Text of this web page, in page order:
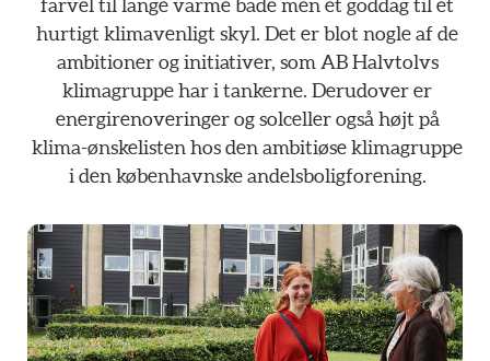
farvel til lange varme bade men et goddag til et
hurtigt klimavenligt skyl. Det er blot nogle af de
ambitioner og initiativer, som AB Halvtolvs
klimagruppe har i tankerne. Derudover er
energirenoveringer og solceller også højt på
klima-ønskelisten hos den ambitiøse klimagruppe
i den københavnske andelsboligforening.